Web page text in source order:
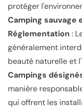
protéger
Camping sauvage
Réglementation :
généralement
beauté naturelle et
Campings
manière
qui offrent les